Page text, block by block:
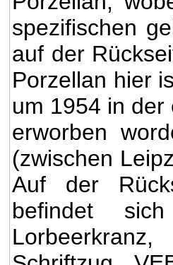
spezifischen
auf der
Porzellan hier
um 1954 in der
erworben
(zwischen
Auf der
befindet